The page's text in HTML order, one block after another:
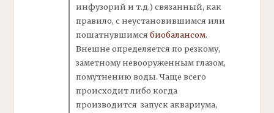
инфузорий и т.д.) связанный, как
правило, с неустановившимся или
пошатнувшимся биобалансом.
Внешне определяется по резкому,
заметному невооруженным глазом,
помутнению воды. Чаще всего
происходит либо когда
производится запуск аквариума,